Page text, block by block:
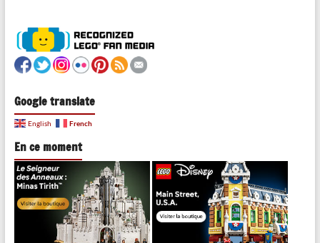
Google translate
English French
En ce moment